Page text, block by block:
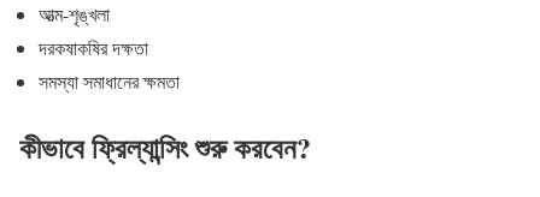
আত্ম-শৃঙ্খলা
দরকষাকষির দক্ষতা
সমস্যা সমাধানের ক্ষমতা
কীভাবে ফ্রিল্যান্সিং শুরু করবেন?